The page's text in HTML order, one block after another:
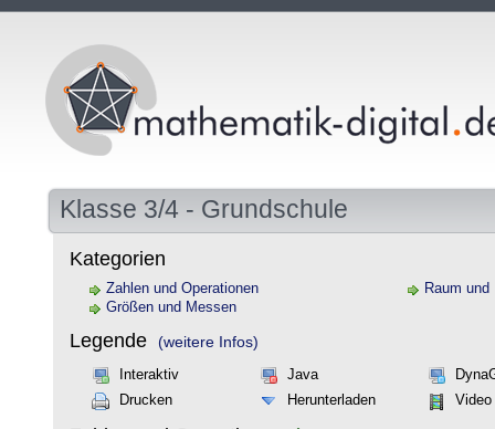
Klasse 3/4 - Grundschule
Kategorien
Zahlen und Operationen
Raum und
Größen und Messen
Legende (weitere Infos)
Interaktiv Java
Drucken
Herunterladen Video